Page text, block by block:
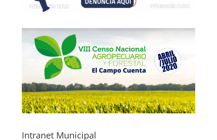
Intranet Municipal